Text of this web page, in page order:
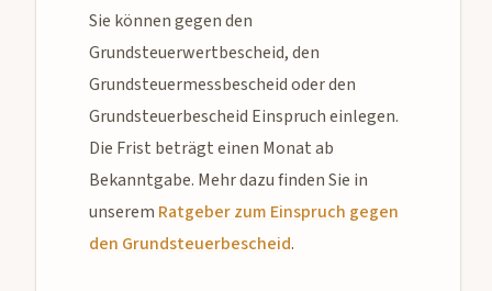
Sie können gegen den
Grundsteuerwertbescheid, den
Grundsteuermessbescheid oder den
Grundsteuerbescheid Einspruch einlegen.
Die Frist beträgt einen Monat ab
Bekanntgabe. Mehr dazu finden Sie in
unserem Ratgeber zum Einspruch gegen
den Grundsteuerbescheid.